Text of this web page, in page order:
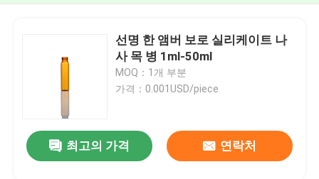
선명 한 앰버 보로 실리케이트 나
사 목 병 1ml-50ml
MOQ：1개 부분
가격：0.001USD/piece
최고의 가격 연락처